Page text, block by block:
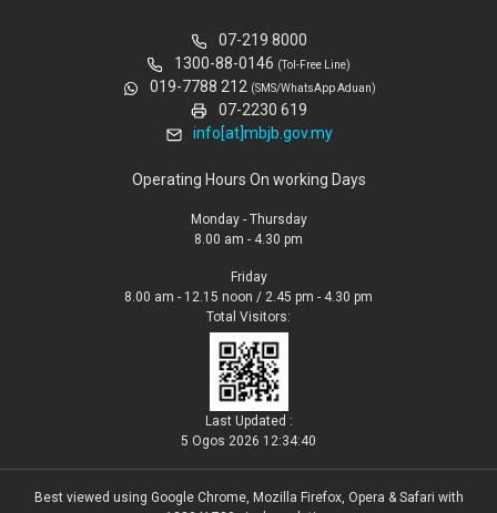
07-219 8000
1300-88-0146 (Tol-Free Line)
019-7788 212 (SMS/WhatsApp Aduan)
07-2230 619
info[at]mbjb.gov.my
Operating Hours On working Days
Monday - Thursday
8.00 am - 4.30 pm
Friday
8.00 am - 12.15 noon / 2.45 pm - 4.30 pm
Total Visitors:
Last Updated :
5 Ogos 2026 12:34:40
Best viewed using Google Chrome, Mozilla Firefox, Opera & Safari with